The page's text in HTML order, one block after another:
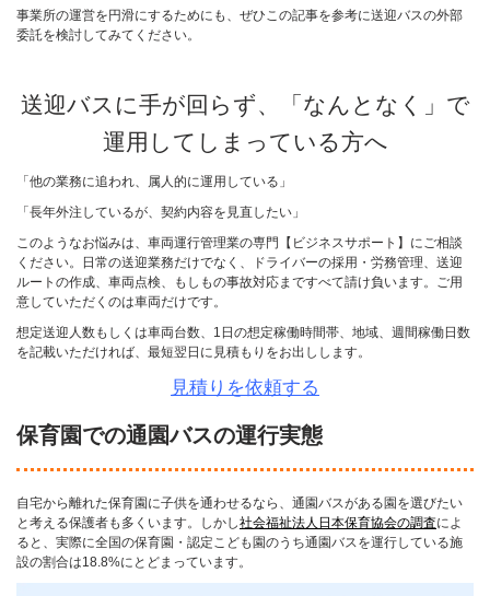
事業所の運営を円滑にするためにも、ぜひこの記事を参考に送迎バスの外部
委託を検討してみてください。
送迎バスに手が回らず、「なんとなく」で
運用してしまっている方へ
「他の業務に追われ、属人的に運用している」
「長年外注しているが、契約内容を見直したい」
このようなお悩みは、車両運行管理業の専門【ビジネスサポート】にご相談
ください。日常の送迎業務だけでなく、ドライバーの採用・労務管理、送迎
ルートの作成、車両点検、もしもの事故対応まですべて請け負います。ご用
意していただくのは車両だけです。
想定送迎人数もしくは車両台数、1日の想定稼働時間帯、地域、週間稼働日数
を記載いただければ、最短翌日に見積もりをお出しします。
見積りを依頼する
保育園での通園バスの運行実態
自宅から離れた保育園に子供を通わせるなら、通園バスがある園を選びたい
と考える保護者も多くいます。しかし社会福祉法人日本保育協会の調査によ
ると、実際に全国の保育園・認定こども園のうち通園バスを運行している施
設の割合は18.8%にとどまっています。